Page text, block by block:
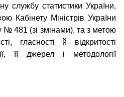
службу статистики України,
Кабінету Міністрів України
№ 481 (зі змінами), та з метою
гласності й відкритості
її джерел і методології